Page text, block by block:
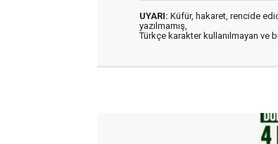
UYARI: Küfür, hakaret, rencide
yazılmamış,
Türkçe karakter kullanılmayan ve